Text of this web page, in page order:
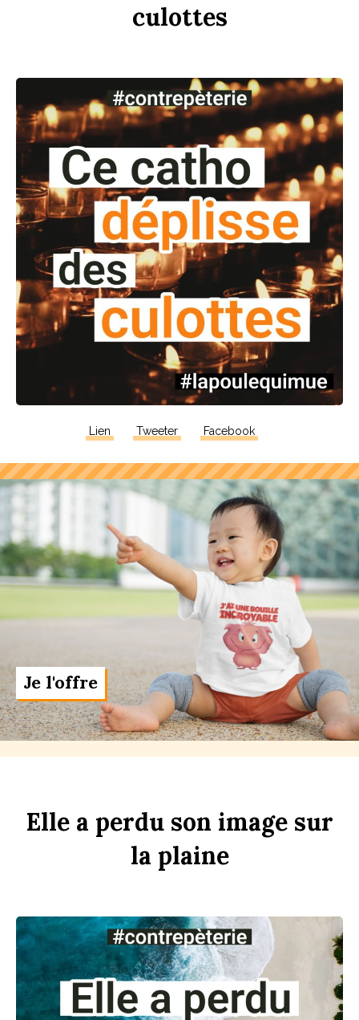
culottes
Lien Tweeter Facebook
Je l'offre
Elle a perdu son image sur
la plaine